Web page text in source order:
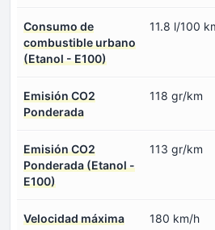
Consumo de
combustible urbano
(Etanol - E100)
11.8 l/100
Emisión CO2
Ponderada
118 gr/km
Emisión CO2
Ponderada (Etanol -
E100)
113 gr/km
Velocidad máxima 180 km/h